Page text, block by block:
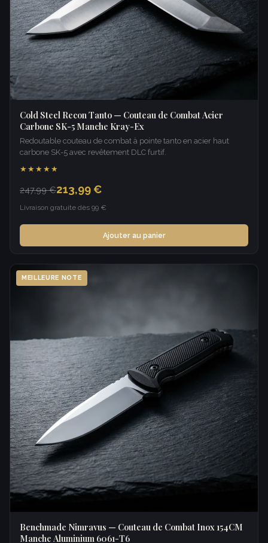
Cold Steel Recon Tanto — Couteau de Combat Acier
Carbone SK-5 Manche Kray-Ex
Redoutable couteau de combat à pointe tanto en acier haut
carbone SK-5 avec revêtement DLC furtif.
★★★★★
247,99 €213,99 €
Livraison gratuite dès 99 €
Ajouter au panier
MEILLEURE NOTE
Benchmade Nimravus — Couteau de Combat Inox 154CM
Manche Aluminium 6061-T6